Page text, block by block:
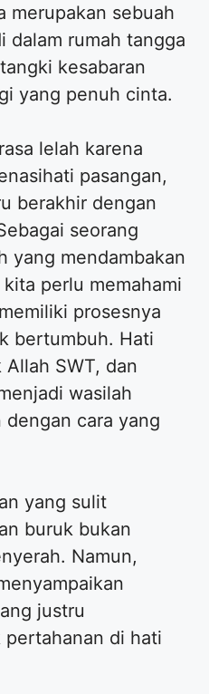
merupakan sebuah
dalam rumah tangga
kesabaran
yang penuh cinta.
lelah karena
pasangan,
berakhir dengan
seorang
yang mendambakan
perlu memahami
prosesnya
bertumbuh. Hati
SWT, dan
wasilah
dengan cara yang
yang sulit
buruk bukan
Namun,
justru
di hati